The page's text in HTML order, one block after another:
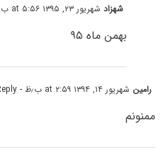
شهزادشهریور ۲۳, ۱۳۹۵ at ۵:۵۶ ب٫ظ
بهمن ماه ۹۵
رامین شهریور ۱۴, ۱۳۹۴ at ۲:۵۹ ب٫ظ - Reply
ممنونم